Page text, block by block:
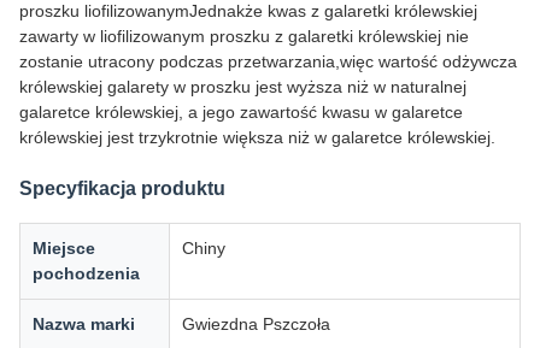
proszku liofilizowanymJednakże kwas z galaretki królewskiej
zawarty w liofilizowanym proszku z galaretki królewskiej nie
zostanie utracony podczas przetwarzania,więc wartość odżywcza
królewskiej galarety w proszku jest wyższa niż w naturalnej
galaretce królewskiej, a jego zawartość kwasu w galaretce
królewskiej jest trzykrotnie większa niż w galaretce królewskiej.
Specyfikacja produktu
Miejsce
pochodzenia
Chiny
Nazwa marki Gwiezdna Pszczoła